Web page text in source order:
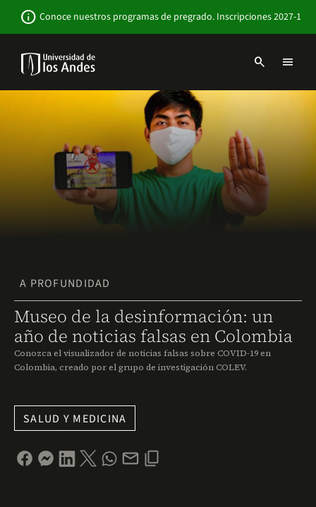
contenido
info Conoce nuestros programas de pregrado. Inscripciones 2027-1
Navbar
Institucional
search menu
A PROFUNDIDAD
Museo de la desinformación: un
año de noticias falsas en Colombia
Conozca el visualizador de noticias falsas sobre COVID-19 en
Colombia, creado por el grupo de investigación COLEV.
SALUD Y MEDICINA